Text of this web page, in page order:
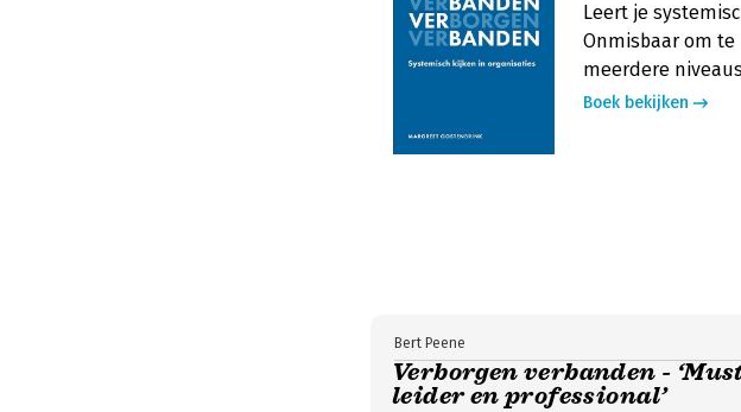
Leert je
Onmisbaar om
meerdere
Boek bekijken
Verborgen verbanden -
leider en professional’
Bert Peene